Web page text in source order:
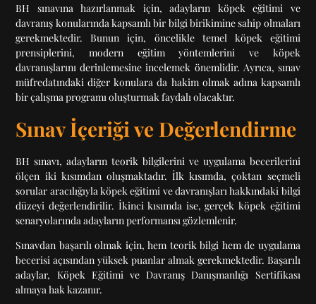
BH sınavına hazırlanmak için, adayların köpek eğitimi ve
davranış konularında kapsamlı bir bilgi birikimine sahip olmaları
gerekmektedir. Bunun için, öncelikle temel köpek eğitimi
prensiplerini, modern eğitim yöntemlerini ve köpek
davranışlarını derinlemesine incelemek önemlidir. Ayrıca, sınav
müfredatındaki diğer konulara da hakim olmak adına kapsamlı
bir çalışma programı oluşturmak faydalı olacaktır.
Sınav İçeriği ve Değerlendirme
BH sınavı, adayların teorik bilgilerini ve uygulama becerilerini
ölçen iki kısımdan oluşmaktadır. İlk kısımda, çoktan seçmeli
sorular aracılığıyla köpek eğitimi ve davranışları hakkındaki bilgi
düzeyi değerlendirilir. İkinci kısımda ise, gerçek köpek eğitimi
senaryolarında adayların performansı gözlemlenir.
Sınavdan başarılı olmak için, hem teorik bilgi hem de uygulama
becerisi açısından yüksek puanlar almak gerekmektedir. Başarılı
adaylar, Köpek Eğitimi ve Davranış Danışmanlığı Sertifikası
almaya hak kazanır.